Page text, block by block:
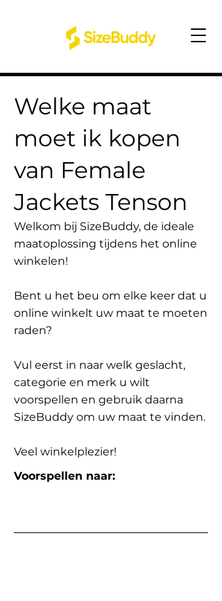
Welke maat
moet ik kopen
van Female
Jackets Tenson
Welkom bij SizeBuddy, de ideale
maatoplossing tijdens het online
winkelen!
Bent u het beu om elke keer dat u
online winkelt uw maat te moeten
raden?
Vul eerst in naar welk geslacht,
categorie en merk u wilt
voorspellen en gebruik daarna
SizeBuddy om uw maat te vinden.
Veel winkelplezier!
Voorspellen naar: